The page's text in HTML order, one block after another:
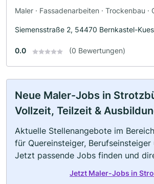
Maler · Fassadenarbeiten · Trockenbau ·
Siemensstraße 2, 54470 Bernkastel-Kues
0.0 (0 Bewertungen)
Neue Maler-Jobs in
Vollzeit, Teilzeit &
Aktuelle Stellenangebote im
für Quereinsteiger,
Jetzt passende Jobs finden und
Jetzt Maler-Jobs in